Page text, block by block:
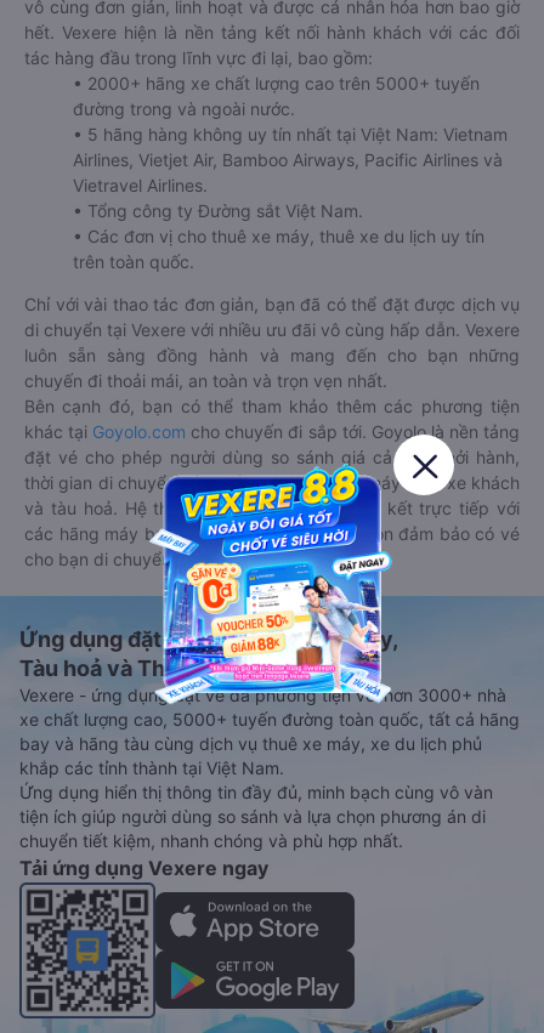
vô cùng đơn giản, linh hoạt và được cá nhân hóa hơn bao giờ
hết. Vexere hiện là nền tảng kết nối hành khách với các đối
tác hàng đầu trong lĩnh vực đi lại, bao gồm:
• 2000+ hãng xe chất lượng cao trên 5000+ tuyến
đường trong và ngoài nước.
• 5 hãng hàng không uy tín nhất tại Việt Nam: Vietnam
Airlines, Vietjet Air, Bamboo Airways, Pacific Airlines và
Vietravel Airlines.
• Tổng công ty Đường sắt Việt Nam.
• Các đơn vị cho thuê xe máy, thuê xe du lịch uy tín
trên toàn quốc.
Chỉ với vài thao tác đơn giản, bạn đã có thể đặt được dịch vụ
di chuyển tại Vexere với nhiều ưu đãi vô cùng hấp dẫn. Vexere
luôn sẵn sàng đồng hành và mang đến cho bạn những
chuyến đi thoải mái, an toàn và trọn vẹn nhất.
Bên cạnh đó, bạn có thể tham khảo thêm các phương tiện
khác tại Goyolo.com cho chuyến đi sắp tới. Goyolo là nền tảng
đặt vé cho phép người dùng so sánh giá cả, giờ khởi hành,
thời gian di chuyển của nhiều phương tiện máy bay, xe khách
và tàu hoả. Hệ thống của Goyolo được liên kết trực tiếp với
các hãng máy bay, xe khách và tàu hoả, luôn đảm bảo có vé
cho bạn di chuyển.
Ứng dụng đặt vé Xe khách, Máy bay,
Tàu hoả và Thuê xe
Vexere - ứng dụng đặt vé đa phương tiện với hơn 3000+ nhà
xe chất lượng cao, 5000+ tuyến đường toàn quốc, tất cả hãng
bay và hãng tàu cùng dịch vụ thuê xe máy, xe du lịch phủ
khắp các tỉnh thành tại Việt Nam.
Ứng dụng hiển thị thông tin đầy đủ, minh bạch cùng vô vàn
tiện ích giúp người dùng so sánh và lựa chọn phương án di
chuyển tiết kiệm, nhanh chóng và phù hợp nhất.
Tải ứng dụng Vexere ngay